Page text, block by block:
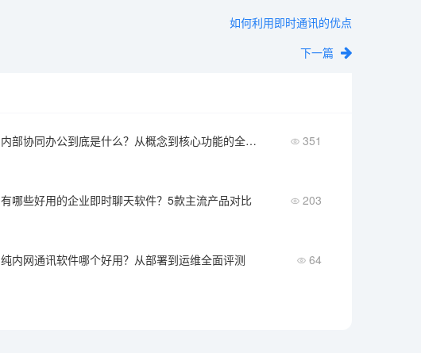
如何利用即时通讯的优点
下一篇
内部协同办公到底是什么？从概念到核心功能的全面解读 351
有哪些好用的企业即时聊天软件？5款主流产品对比 203
纯内网通讯软件哪个好用？从部署到运维全面评测 64